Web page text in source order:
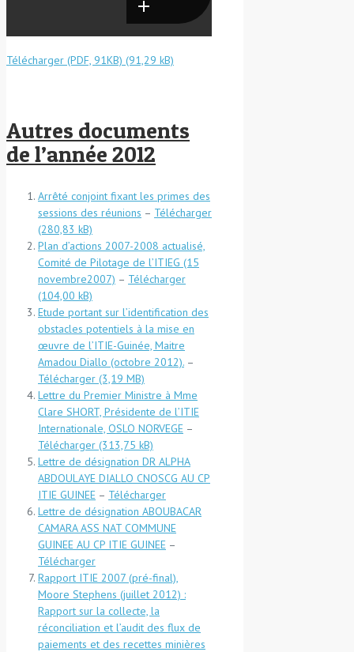
Télécharger (PDF, 91KB)
Autres documents
de l’année 2012
Arrêté conjoint fixant les primes des
sessions des réunions – Télécharger
Plan d’actions 2007-2008 actualisé,
Comité de Pilotage de l’ITIEG (15
novembre2007) – Télécharger
Etude portant sur l’identification des
obstacles potentiels à la mise en
œuvre de l’ITIE-Guinée, Maitre
Amadou Diallo (octobre 2012). –
Télécharger
Lettre du Premier Ministre à Mme
Clare SHORT, Présidente de l’ITIE
Internationale, OSLO NORVEGE –
Télécharger
Lettre de désignation DR ALPHA
ABDOULAYE DIALLO CNOSCG AU CP
ITIE GUINEE – Télécharger
Lettre de désignation ABOUBACAR
CAMARA ASS NAT COMMUNE
GUINEE AU CP ITIE GUINEE –
Télécharger
Rapport ITIE 2007 (pré-final),
Moore Stephens (juillet 2012) :
Rapport sur la collecte, la
réconciliation et l’audit des flux de
paiements et des recettes minières